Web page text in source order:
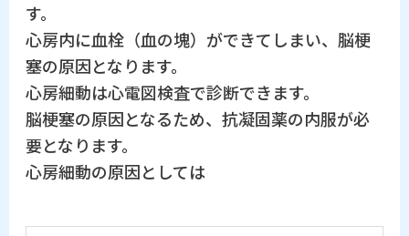
す。
心房内に血栓（血の塊）ができてしまい、脳梗
塞の原因となります。
心房細動は心電図検査で診断できます。
脳梗塞の原因となるため、抗凝固薬の内服が必
要となります。
心房細動の原因としては